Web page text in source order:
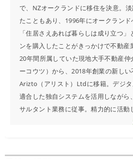
で、NZオークランドに移住を決意。
たこともあり、1996年にオークランド
「住居さえあれば暮らしは成り立つ」
ンを購入したことがきっかけで不動産
20年間所属していた現地大手不動産
ーコウツ）から、2018年創業の新し
Arizto（アリスト）Ltdに移籍。デジタ
適合した独自システムを活用しながら
サルタント業務に従事。精力的に活動